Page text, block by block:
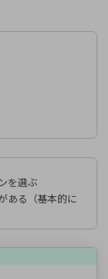
を選ぶ
ある（基本的に